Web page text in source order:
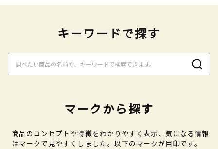
キーワードで探す
マークから探す
商品のコンセプトや特徴をわかりやすく表示、気になる情報
はマークで見やすくしました。以下のマークが目印です。